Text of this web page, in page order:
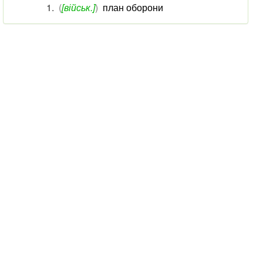
([військ.]) план оборони